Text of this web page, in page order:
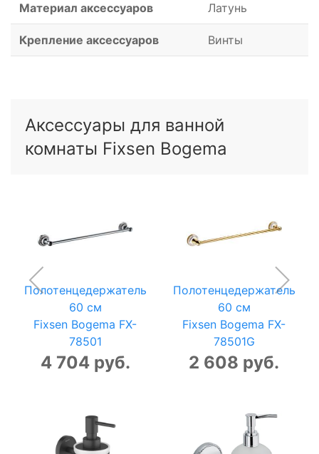
Материал аксессуаров Латунь
Крепление аксессуаров Винты
Аксессуары для ванной
комнаты Fixsen Bogema
Полотенцедержатель
60 см
Fixsen Bogema FX-
78501
4 704 руб.
Полотенцедержатель
60 см
Fixsen Bogema FX-
78501G
2 608 руб.